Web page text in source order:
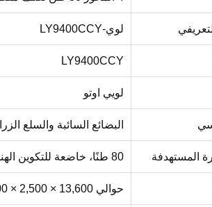
لوي-LY9400CCY
LY9400CCY
لويي اوتو
البضائع السائبة والسلع
المستهدفة 80 طنًا، خاضعة للتكوين الهندسي النهائي ولوائح الحمل المحوري والوزن الإجمالي في سوق الوجهة
حوالي 13,600 × 2,500 × 2,000 ملم؛ الأبعاد النهائية المؤكدة على رسم الإنتاج المعتمد